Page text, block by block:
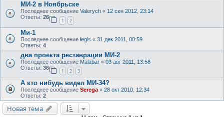
МИ-2 в Ноябрьске
Последнее сообщение Valerych « 12 сен 2012, 23:14
Ответы: 26
1 2
Ми-1
Последнее сообщение legis « 31 дек 2011, 00:59
Ответы: 4
два проекта реставрации МИ-2
Последнее сообщение Malabar « 03 авг 2011, 13:58
Ответы: 36
1 2 3
А кто нибудь видел МИ-34?
Последнее сообщение Serega « 28 окт 2010, 12:34
Ответы: 2
Новая тема